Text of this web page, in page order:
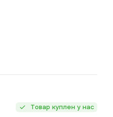
Товар куплен у нас